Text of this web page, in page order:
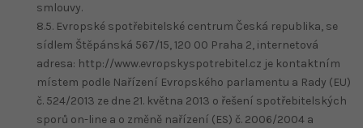
smlouvy.
8.5. Evropské spotřebitelské centrum Česká republika, se
sídlem Štěpánská 567/15, 120 00 Praha 2, internetová
adresa: http://www.evropskyspotrebitel.cz je kontaktním
místem podle Nařízení Evropského parlamentu a Rady (EU)
č. 524/2013 ze dne 21. května 2013 o řešení spotřebitelských
sporů on-line a o změně nařízení (ES) č. 2006/2004 a